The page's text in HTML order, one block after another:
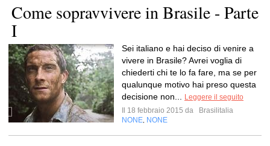
Come sopravvivere in Brasile - Parte
I
Sei italiano e hai deciso di venire a
vivere in Brasile? Avrei voglia di
chiederti chi te lo fa fare, ma se per
qualunque motivo hai preso questa
decisione non...
Leggere il seguito
Il 18 febbraio 2015 da
Brasilitalia
NONE NONE